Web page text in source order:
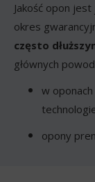
Jakość opon
okres
często
głównych
w
opony